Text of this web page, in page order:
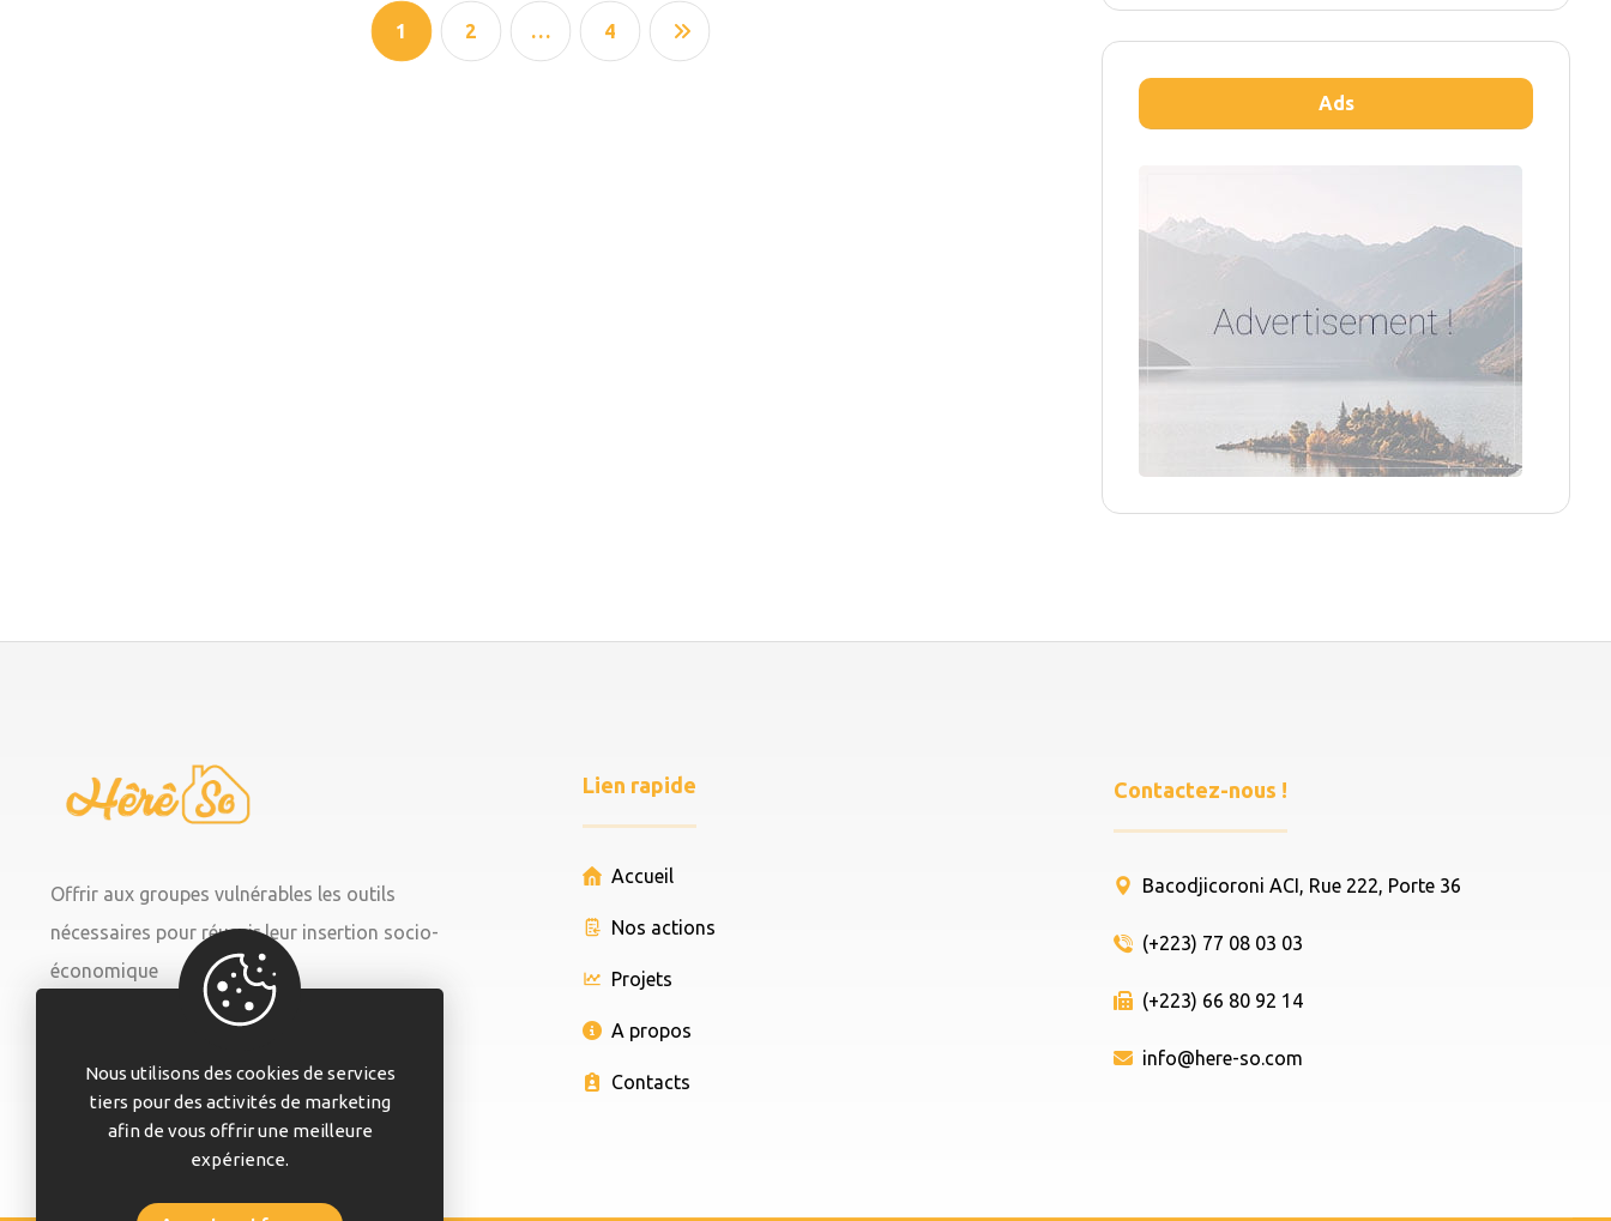
1 2 … 4
Ads
Offrir aux groupes vulnérables les outils
nécessaires pour réussir leur insertion socio-
économique
Lien rapide
Accueil
Nos actions
Projets
A propos
Contacts
Contactez-nous !
Bacodjicoroni ACI, Rue 222, Porte 36
(+223) 77 08 03 03
(+223) 66 80 92 14
info@here-so.com
Nous utilisons des cookies de services
tiers pour des activités de marketing
afin de vous offrir une meilleure
expérience.